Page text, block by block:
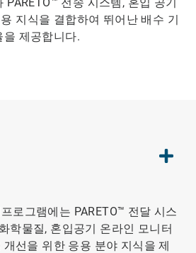
지식을 결합하여 뛰어난 배수 기
을 제공합니다.
로그램에는 PARETO™ 전달 시스
학물질, 혼입공기 온라인 모니터
선을 위한 응용 분야 지식을 제